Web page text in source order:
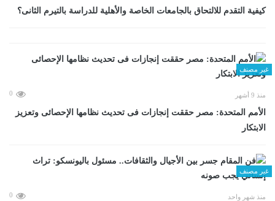
كيفية التقدم للالتحاق بالجامعات الخاصة والأهلية للدراسة بالتيرم الثانى؟
غير مصنف
منذ 9 أشهر 0
الأمم المتحدة: مصر حققت إنجازات فى تحديث نظامها الإحصائى وتعزيز
الابتكار
غير مصنف
منذ شهر واحد 0